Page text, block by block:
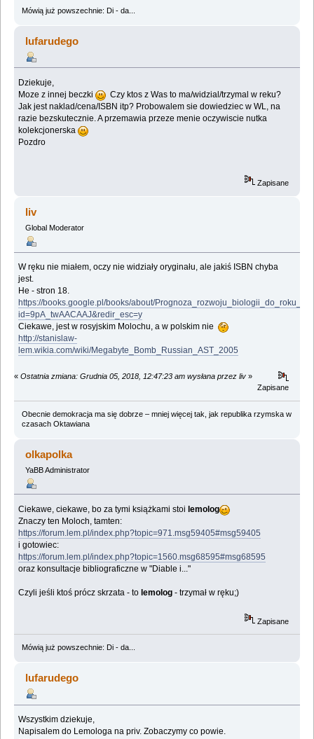
Mówią już powszechnie: Di - da...
lufarudego
Dziekuje,
Moze z innej beczki
Czy ktos z Was to ma/widzial/trzymal w reku?
Jak jest naklad/cena/ISBN itp? Probowalem sie dowiedziec w WL, na
razie bezskutecznie. A przemawia przeze menie oczywiscie nutka
kolekcjonerska
Pozdro
Zapisane
liv
Global Moderator
W ręku nie miałem, oczy nie widziały oryginału, ale jakiś ISBN chyba
jest.
He - stron 18.
https://books.google.pl/books/about/
id=9pA_twAACAAJ&redir_esc=y
Ciekawe, jest w rosyjskim Molochu, a w polskim nie
http://stanislaw-
lem.wikia.com/wiki/Megabyte_Bomb_Russian_AST_2005
« Ostatnia zmiana: Grudnia 05, 2018, 12:47:23 am wysłana przez liv »
Zapisane
Obecnie demokracja ma się dobrze – mniej więcej tak, jak republika rzymska w
czasach Oktawiana
olkapolka
YaBB Administrator
Ciekawe, ciekawe, bo za tymi książkami stoilemolog
Znaczy ten Moloch, tamten:
https://forum.lem.pl/index.php?topic=971.msg59405#msg59405
i gotowiec:
https://forum.lem.pl/index.php?topic=1560.msg68595#msg68595
oraz konsultacje bibliograficzne w "Diable i..."
Czyli jeśli ktoś prócz skrzata - tolemolog- trzymał w ręku;)
Zapisane
Mówią już powszechnie: Di - da...
lufarudego
Wszystkim dziekuje,
Napisalem do Lemologa na priv. Zobaczymy co powie.